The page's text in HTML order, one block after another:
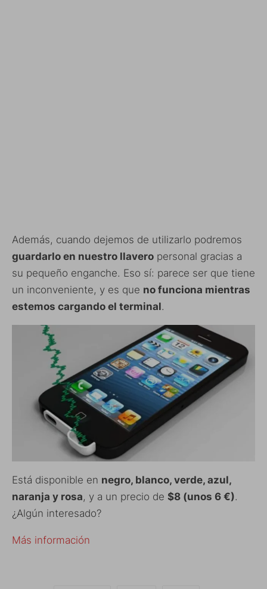
Además, cuando dejemos de utilizarlo podremos
guardarlo en nuestro llavero personal gracias a
su pequeño enganche. Eso sí: parece ser que tiene
un inconveniente, y es que no funciona mientras
estemos cargando el terminal.
Está disponible en negro, blanco, verde, azul,
naranja y rosa, y a un precio de $8 (unos 6 €).
¿Algún interesado?
Más información